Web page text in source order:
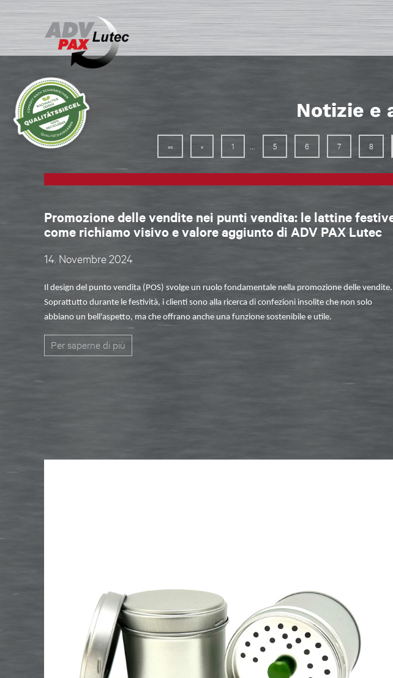
Notizie e
«« « 1 5 6 7 8
Promozione delle vendite nei punti vendita: le lattine
come richiamo visivo e valore aggiunto di ADV PAX Lutec
14. Novembre 2024
Il design del punto vendita (POS) svolge un ruolo fondamentale nella promozione delle vendite.
Soprattutto durante le festività, i clienti sono alla ricerca di confezioni insolite che non solo
abbiano un bell'aspetto, ma che offrano anche una funzione sostenibile e utile.
Per saperne di più